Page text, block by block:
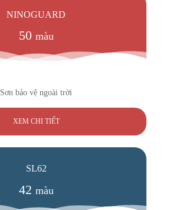
NINOGUARD
50 màu
Sơn bảo vệ ngoài trời
XEM CHI TIẾT
SL62
42 màu